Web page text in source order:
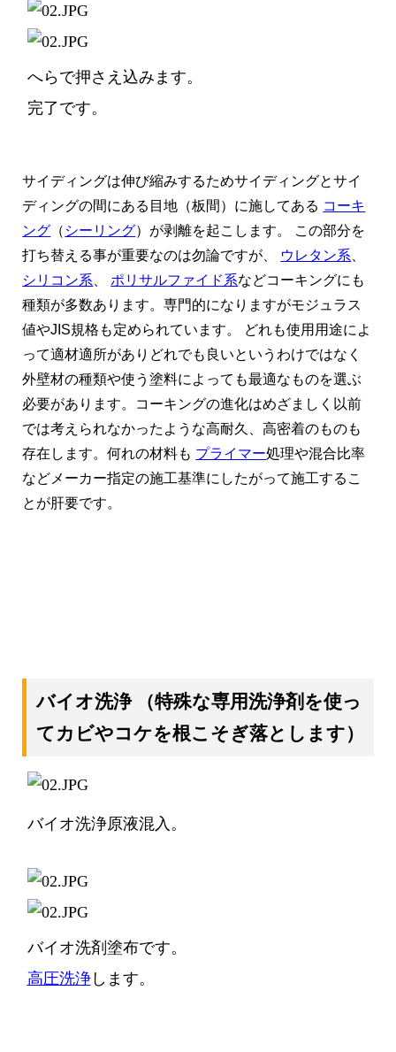
へらで押さえ込みます。
完了です。
サイディングは伸び縮みするためサイディングとサイ
ディングの間にある目地（板間）に施してある コーキ
ング （ シーリング）が剥離を起こします。 この部分を
打ち替える事が重要なのは勿論ですが、
ウレタン系
シリコン系
ポリサルファイド系などコーキングにも
種類が多数あります。専門的になりますがモジュラス
値やJIS規格も定められています。 どれも使用用途によ
って適材適所がありどれでも良いというわけではなく
外壁材の種類や使う塗料によっても最適なものを選ぶ
必要があります。コーキングの進化はめざましく以前
では考えられなかったような高耐久、高密着のものも
存在します。何れの材料も プライマー処理や混合比率
などメーカー指定の施工基準にしたがって施工するこ
とが肝要です。
バイオ洗浄（特殊な専用洗浄剤を使っ
てカビやコケを根こそぎ落とします）
バイオ洗浄原液混入。
バイオ洗剤塗布です。
高圧洗浄します。